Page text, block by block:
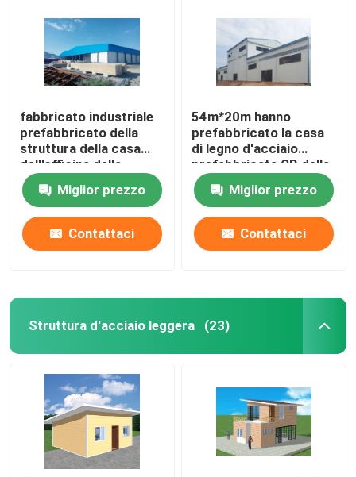
fabbricato industriale
prefabbricato della
struttura della casa
dell'officina della
struttura d'acciaio di
100m*40mMiglior prezzo
Contattaci
54m*20m hanno
prefabbricato la casa
di legno d'acciaio
prefabbricata GB della
costruzione d'acciaio
dell'officinaMiglior prezzo
Contattaci
Struttura d'acciaio leggera (23)